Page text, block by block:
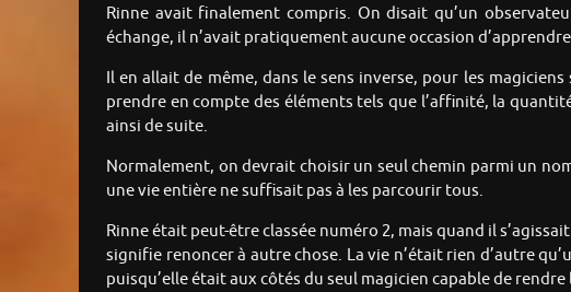
Rinne avait finalement compris. On disait qu’un
échange, il n’avait pratiquement aucune occasion
Il en allait de même, dans le sens inverse, pour les
prendre en compte des éléments tels que l’affinité, la
ainsi de suite.
Normalement, on devrait choisir un seul chemin parmi un
une vie entière ne suffisait pas à les parcourir tous.
Rinne était peut-être classée numéro 2, mais quand il
signifie renoncer à autre chose. La vie n’était rien d’autre
puisqu’elle était aux côtés du seul magicien capable de